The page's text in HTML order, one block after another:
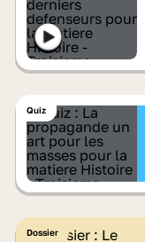
Quiz
Dossier